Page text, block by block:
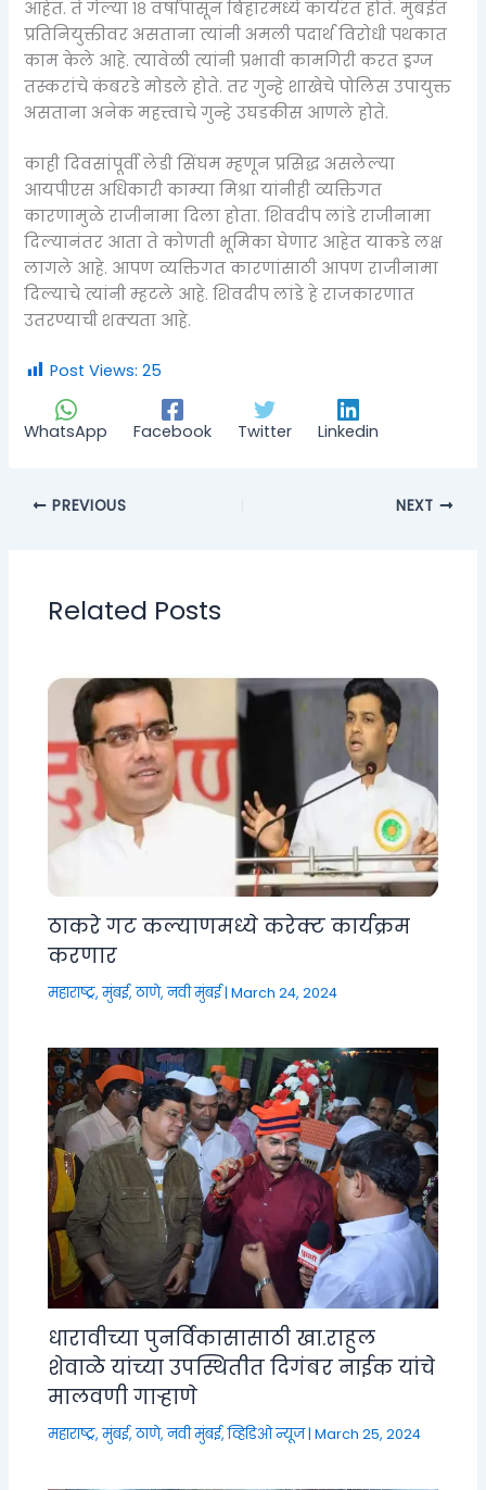
आहेत. ते गेल्या १८ वर्षांपासून बिहारमध्ये कार्यरत होते. मुंबईत
प्रतिनियुक्तीवर असताना त्यांनी अमली पदार्थ विरोधी पथकात
काम केले आहे. त्यावेळी त्यांनी प्रभावी कामगिरी करत ड्रग्ज
तस्करांचे कंबरडे मोडले होते. तर गुन्हे शाखेचे पोलिस उपायुक्त
असताना अनेक महत्त्वाचे गुन्हे उघडकीस आणले होते.
काही दिवसांपूर्वी लेडी सिंघम म्हणून प्रसिद्ध असलेल्या
आयपीएस अधिकारी काम्या मिश्रा यांनीही व्यक्तिगत
कारणामुळे राजीनामा दिला होता. शिवदीप लांडे राजीनामा
दिल्यानंतर आता ते कोणती भूमिका घेणार आहेत याकडे लक्ष
लागले आहे. आपण व्यक्तिगत कारणांसाठी आपण राजीनामा
दिल्याचे त्यांनी म्हटले आहे. शिवदीप लांडे हे राजकारणात
उतरण्याची शक्यता आहे.
Post Views: 25
WhatsApp Facebook Twitter Linkedin
PREVIOUS NEXT
Related Posts
ठाकरे गट कल्याणमध्ये करेक्ट कार्यक्रम
करणार
महाराष्ट्र,मुंबई, ठाणे, नवी मुंबई|March 24, 2024
धारावीच्या पुनर्विकासासाठी खा.राहुल
शेवाळे यांच्या उपस्थितीत दिगंबर नाईक यांचे
मालवणी गाऱ्हाणे
महाराष्ट्र,मुंबई, ठाणे, नवी मुंबई,व्हिडिओ न्यूज|March 25, 2024